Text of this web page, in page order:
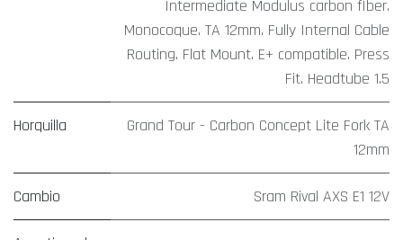
Intermediate Modulus carbon fIber.
Monocoque. TA 12mm. Fully Internal Cable
Routing. Flat Mount. E+ compatible. Press
Fit. Headtube 1.5
Horquilla
Grand Tour - Carbon Concept Lite Fork TA
12mm
Cambio Sram Rival AXS E1 12V